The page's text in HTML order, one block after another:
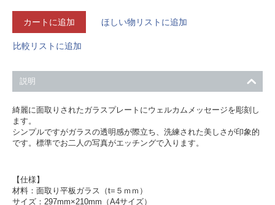
カートに追加 ほしい物リストに追加
比較リストに追加
説明
綺麗に面取りされたガラスプレートにウェルカムメッセージを彫刻し
ます。
シンプルですがガラスの透明感が際立ち、洗練された美しさが印象的
です。標準でお二人の写真がエッチングで入ります。
【仕様】
材料：面取り平板ガラス（t=５ｍｍ）
サイズ：297mm×210mm（A4サイズ）